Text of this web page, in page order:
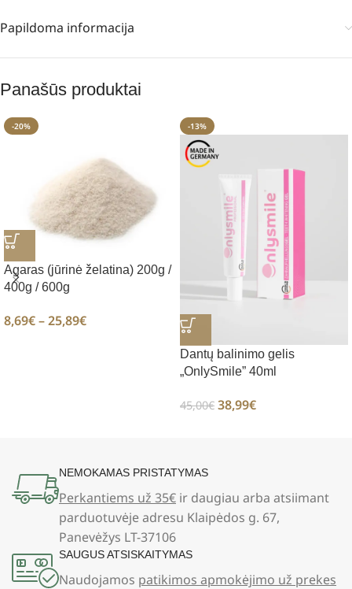
Papildoma informacija
Panašūs produktai
-20%
Agaras (jūrinė želatina) 200g /
400g / 600g
8,69€–25,89€
-13%
Dantų balinimo gelis
„OnlySmile” 40ml
45,00€ 38,99€
NEMOKAMAS PRISTATYMAS
Perkantiems už 35€ ir daugiau arba atsiimant
parduotuvėje adresu Klaipėdos g. 67,
Panevėžys LT-37106
SAUGUS ATSISKAITYMAS
Naudojamos patikimos apmokėjimo už prekes